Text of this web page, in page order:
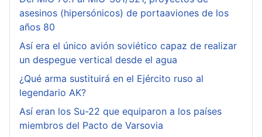
asesinos (hipersónicos) de portaaviones de los
años 80
Así era el único avión soviético capaz de realizar
un despegue vertical desde el agua
¿Qué arma sustituirá en el Ejército ruso al
legendario AK?
Así eran los Su-22 que equiparon a los países
miembros del Pacto de Varsovia